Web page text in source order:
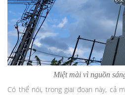
Miệt mài vì nguồn
Có thể nói, trong giai đoạn này, cả